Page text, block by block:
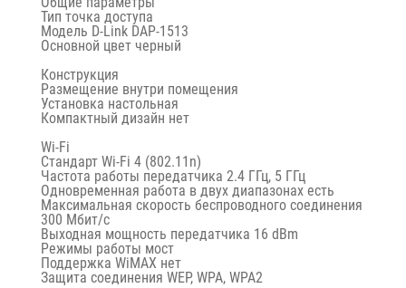
Тип точка доступа
Модель D-Link DAP-1513
Основной цвет черный
Конструкция
Размещение внутри помещения
Установка настольная
Компактный дизайн нет
Wi-Fi
Стандарт Wi-Fi 4 (802.11n)
Частота работы передатчика 2.4 ГГц, 5 ГГц
Одновременная работа в двух диапазонах есть
Максимальная скорость беспроводного соединения
300 Мбит/с
Выходная мощность передатчика 16 dBm
Режимы работы мост
Поддержка WiMAX нет
Защита соединения WEP, WPA, WPA2